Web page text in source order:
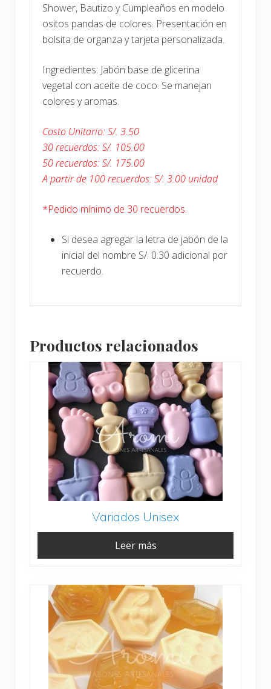
Shower, Bautizo y Cumpleaños en modelo
ositos pandas de colores. Presentación en
bolsita de organza y tarjeta personalizada.
Ingredientes: Jabón base de glicerina
vegetal con aceite de coco. Se manejan
colores y aromas.
Costo Unitario: S/. 3.50
30 recuerdos: S/. 105.00
50 recuerdos: S/. 175.00
A partir de 100 recuerdos: S/. 3.00 unidad
*Pedido mínimo de 30 recuerdos.
Si desea agregar la letra de jabón de la
inicial del nombre S/. 0.30 adicional por
recuerdo.
Productos relacionados
Variados Unisex
Leer más